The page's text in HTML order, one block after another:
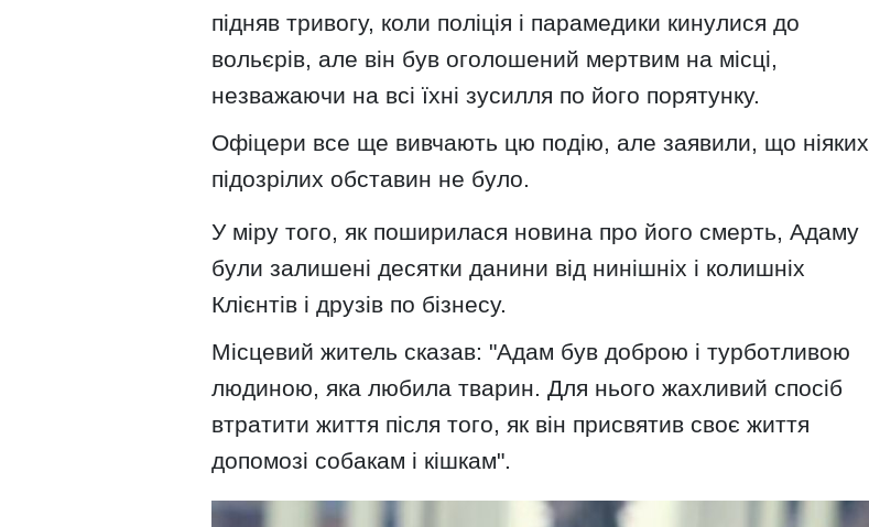
підняв тривогу, коли поліція і парамедики кинулися до
вольєрів, але він був оголошений мертвим на місці,
незважаючи на всі їхні зусилля по його порятунку.
Офіцери все ще вивчають цю подію, але заявили, що ніяких
підозрілих обставин не було.
У міру того, як поширилася новина про його смерть, Адаму
були залишені десятки данини від нинішніх і колишніх
Клієнтів і друзів по бізнесу.
Місцевий житель сказав: "Адам був доброю і турботливою
людиною, яка любила тварин. Для нього жахливий спосіб
втратити життя після того, як він присвятив своє життя
допомозі собакам і кішкам".